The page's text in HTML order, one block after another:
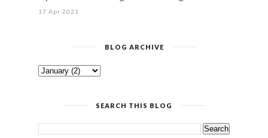
17 Apr 2021
BLOG ARCHIVE
SEARCH THIS BLOG